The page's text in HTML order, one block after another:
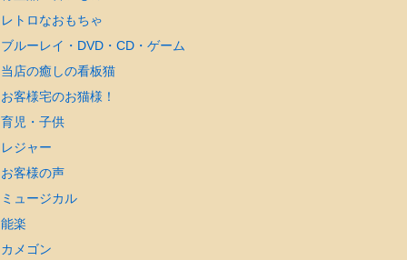
レトロなおもちゃ
ブルーレイ・DVD・CD・ゲーム
当店の癒しの看板猫
お客様宅のお猫様！
育児・子供
レジャー
お客様の声
ミュージカル
能楽
カメゴン